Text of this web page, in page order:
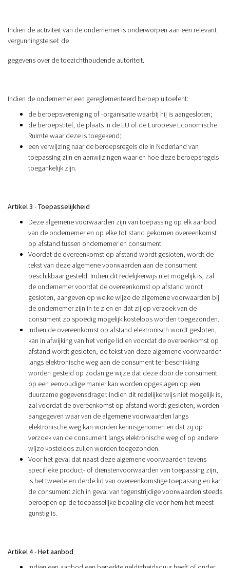
Indien de activiteit van de ondernemer is onderworpen aan een relevant
vergunningstelsel: de
gegevens over de toezichthoudende autoriteit.
Indien de ondernemer een gereglementeerd beroep uitoefent:
de beroepsvereniging of -organisatie waarbij hij is aangesloten;
de beroepstitel, de plaats in de EU of de Europese Economische
Ruimte waar deze is toegekend;
een verwijzing naar de beroepsregels die in Nederland van
toepassing zijn en aanwijzingen waar en hoe deze beroepsregels
toegankelijk zijn.
Artikel 3 -Toepasselijkheid
Deze algemene voorwaarden zijn van toepassing op elk aanbod
van de ondernemer en op elke tot stand gekomen overeenkomst
op afstand tussen ondernemer en consument.
Voordat de overeenkomst op afstand wordt gesloten, wordt de
tekst van deze algemene voorwaarden aan de consument
beschikbaar gesteld. Indien dit redelijkerwijs niet mogelijk is, zal
de ondernemer voordat de overeenkomst op afstand wordt
gesloten, aangeven op welke wijze de algemene voorwaarden bij
de ondernemer zijn in te zien en dat zij op verzoek van de
consument zo spoedig mogelijk kosteloos worden toegezonden.
Indien de overeenkomst op afstand elektronisch wordt gesloten,
kan in afwijking van het vorige lid en voordat de overeenkomst op
afstand wordt gesloten, de tekst van deze algemene voorwaarden
langs elektronische weg aan de consument ter beschikking
worden gesteld op zodanige wijze dat deze door de consument
op een eenvoudige manier kan worden opgeslagen op een
duurzame gegevensdrager. Indien dit redelijkerwijs niet mogelijk is,
zal voordat de overeenkomst op afstand wordt gesloten, worden
aangegeven waar van de algemene voorwaarden langs
elektronische weg kan worden kennisgenomen en dat zij op
verzoek van de consument langs elektronische weg of op andere
wijze kosteloos zullen worden toegezonden.
Voor het geval dat naast deze algemene voorwaarden tevens
specifieke product- of dienstenvoorwaarden van toepassing zijn,
is het tweede en derde lid van overeenkomstige toepassing en kan
de consument zich in geval van tegenstrijdige voorwaarden steeds
beroepen op de toepasselijke bepaling die voor hem het meest
gunstig is.
Artikel 4-Het aanbod